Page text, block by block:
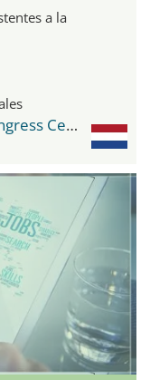
a la
MECC Maastricht Exhibition & Congress Center